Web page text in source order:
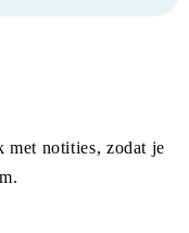
met notities, zodat je